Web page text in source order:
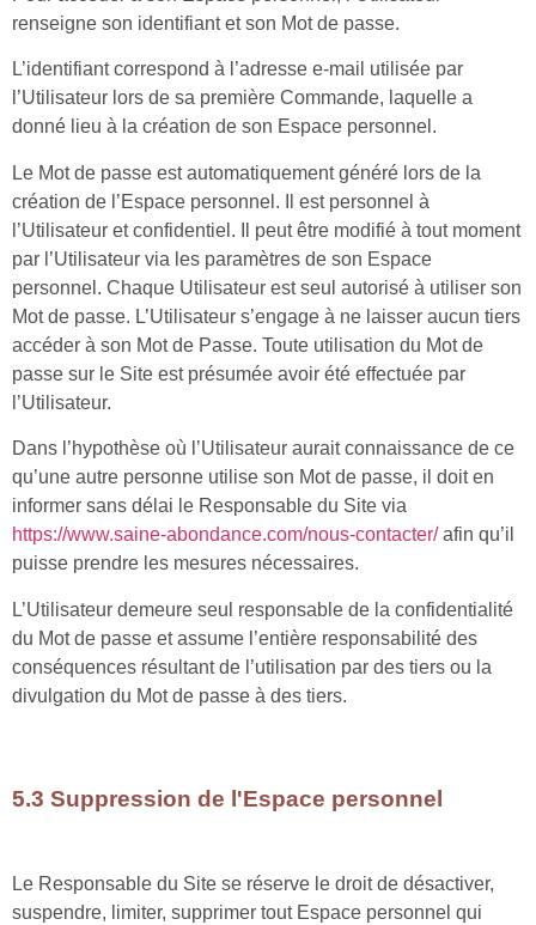
renseigne son identifiant et son Mot de passe.
L’identifiant correspond à l’adresse e-mail utilisée par
l’Utilisateur lors de sa première Commande, laquelle a
donné lieu à la création de son Espace personnel.
Le Mot de passe est automatiquement généré lors de la
création de l’Espace personnel. Il est personnel à
l’Utilisateur et confidentiel. Il peut être modifié à tout moment
par l’Utilisateur via les paramètres de son Espace
personnel. Chaque Utilisateur est seul autorisé à utiliser son
Mot de passe. L’Utilisateur s’engage à ne laisser aucun tiers
accéder à son Mot de Passe. Toute utilisation du Mot de
passe sur le Site est présumée avoir été effectuée par
l’Utilisateur.
Dans l’hypothèse où l’Utilisateur aurait connaissance de ce
qu’une autre personne utilise son Mot de passe, il doit en
informer sans délai le Responsable du Site via
https://www.saine-abondance.com/nous-contacter/afin qu’il
puisse prendre les mesures nécessaires.
L’Utilisateur demeure seul responsable de la confidentialité
du Mot de passe et assume l’entière responsabilité des
conséquences résultant de l’utilisation par des tiers ou la
divulgation du Mot de passe à des tiers.
5.3 Suppression de l'Espace personnel
Le Responsable du Site se réserve le droit de désactiver,
suspendre, limiter, supprimer tout Espace personnel qui